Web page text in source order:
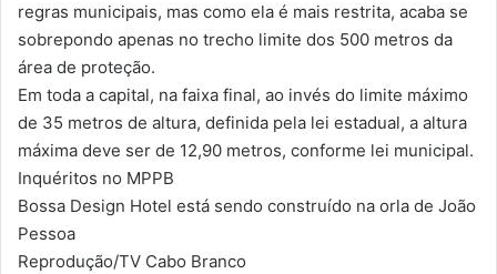
regras municipais, mas como ela é mais restrita, acaba se
sobrepondo apenas no trecho limite dos 500 metros da
área de proteção.
Em toda a capital, na faixa final, ao invés do limite máximo
de 35 metros de altura, definida pela lei estadual, a altura
máxima deve ser de 12,90 metros, conforme lei municipal.
Inquéritos no MPPB
Bossa Design Hotel está sendo construído na orla de João
Pessoa
Reprodução/TV Cabo Branco